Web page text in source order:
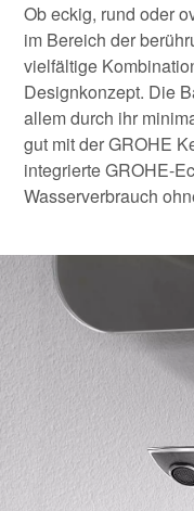
Ob eckig, rund oder
im Bereich der
vielfältige
Designkonzept. Die
allem durch ihr
gut mit der GROHE
integrierte GROHE-
Wasserverbrauch